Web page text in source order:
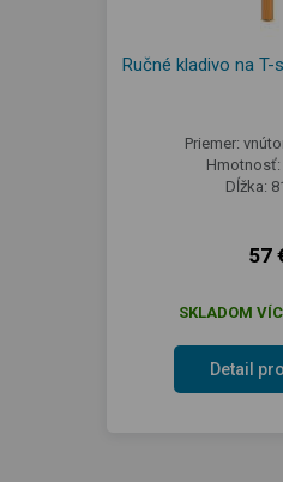
Ručné kladivo na
Priemer:
Hmotnosť:
Dĺžka:
57
SKLADOM
Detail